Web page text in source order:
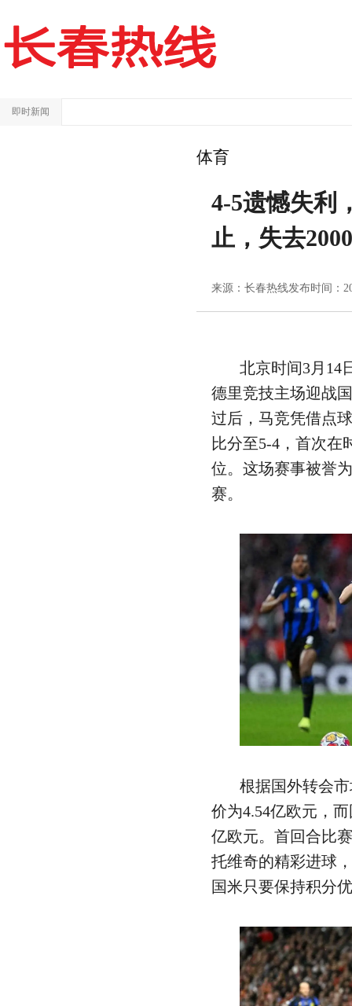
即时新闻
体育
4-5遗憾失利
止，失去
来源：长春热线发布时间：
北京时间3月14
德里竞技主场迎战
过后，马竞凭借点
比分至5-4，首次在
位。这场赛事被誉
赛。
根据国外转会
价为4.54亿欧元，
亿欧元。首回合比
托维奇的精彩进球
国米只要保持积分